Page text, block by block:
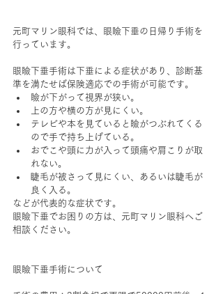
元町マリン眼科では、眼瞼下垂の日帰り手術を
行っています。
眼瞼下垂手術は下垂による症状があり、診断基
準を満たせば保険適応での手術が可能です。
瞼が下がって視界が狭い。
上の方や横の方が見にくい。
テレビや本を見ていると瞼がつぶれてくる
ので手で持ち上げている。
おでこや頭に力が入って頭痛や肩こりが取
れない。
睫毛が被さって見にくい、あるいは睫毛が
良く入る。
などが代表的な症状です。
眼瞼下垂でお困りの方は、元町マリン眼科へご
相談ください。
眼瞼下垂手術について